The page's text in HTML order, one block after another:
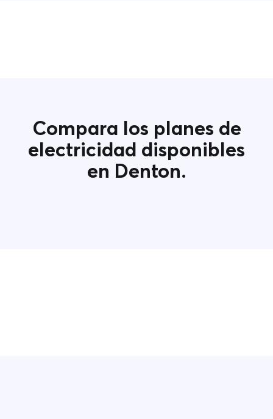
Compara los planes de
electricidad disponibles
en Denton.